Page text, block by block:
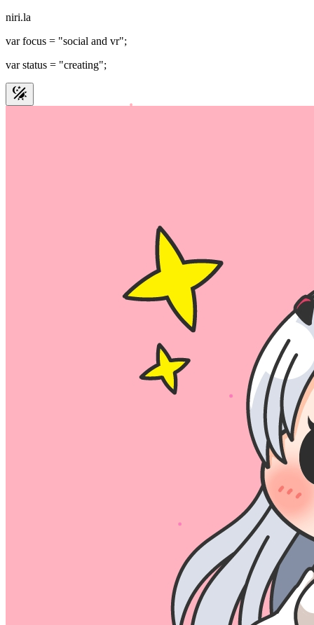
niri.la
varfocus = "social and vr";
varstatus = "creating";